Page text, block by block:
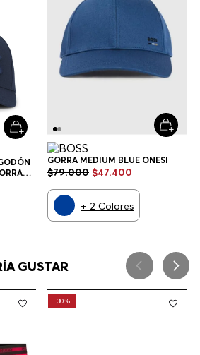
GORRA MEDIUM BLUE ONESI
$79.000 $47.400
+ 2 Colores
GUSTAR
-30%